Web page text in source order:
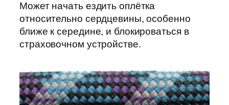
Может начать ездить оплётка
относительно сердцевины, особенно
ближе к середине, и блокироваться в
страховочном устройстве.